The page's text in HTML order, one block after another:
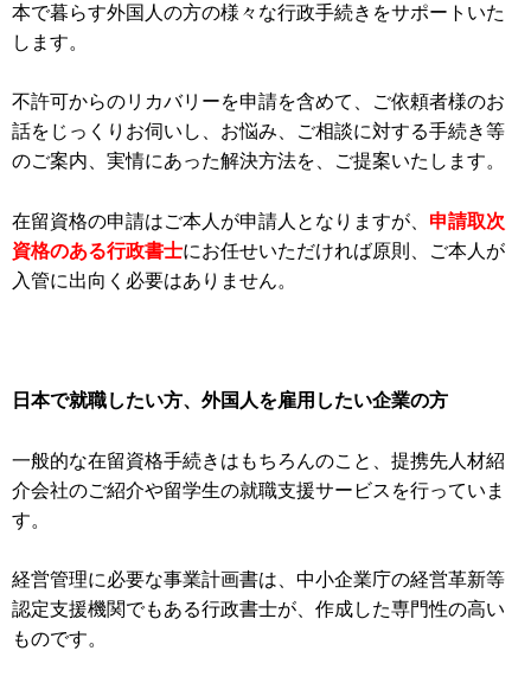
本で暮らす外国人の方の様々な行政手続きをサポートいた
します。
不許可からのリカバリーを申請を含めて、ご依頼者様のお
話をじっくりお伺いし、お悩み、ご相談に対する手続き等
のご案内、実情にあった解決方法を、ご提案いたします。
在留資格の申請はご本人が申請人となりますが、 申請取次
資格のある行政書士にお任せいただければ原則、ご本人が
入管に出向く必要はありません。
日本で就職したい方、外国人を雇用したい企業の方
一般的な在留資格手続きはもちろんのこと、提携先人材紹
介会社のご紹介や留学生の就職支援サービスを行っていま
す。
経営管理に必要な事業計画書は、中小企業庁の経営革新等
認定支援機関でもある行政書士が、作成した専門性の高い
ものです。